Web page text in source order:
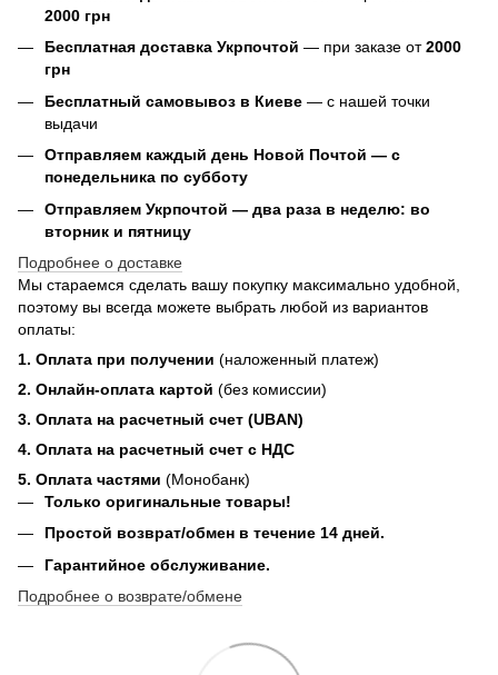
2000 грн
Бесплатная доставка Укрпочтой — при заказе от2000
грн
Бесплатный самовывоз в Киеве — с нашей точки
выдачи
Отправляем каждый день Новой Почтой — с
понедельника по субботу
Отправляем Укрпочтой — два раза в неделю: во
вторник и пятницу
Подробнее о доставке
Мы стараемся сделать вашу покупку максимально удобной,
поэтому вы всегда можете выбрать любой из вариантов
оплаты:
1. Оплата при получении (наложенный платеж)
2. Онлайн-оплата картой (без комиссии)
3. Оплата на расчетный счет (UBAN)
4. Оплата на расчетный счет с НДС
5. Оплата частями (Монобанк)
Только оригинальные товары!
Простой возврат/обмен в течение 14 дней.
Гарантийное обслуживание.
Подробнее о возврате/обмене